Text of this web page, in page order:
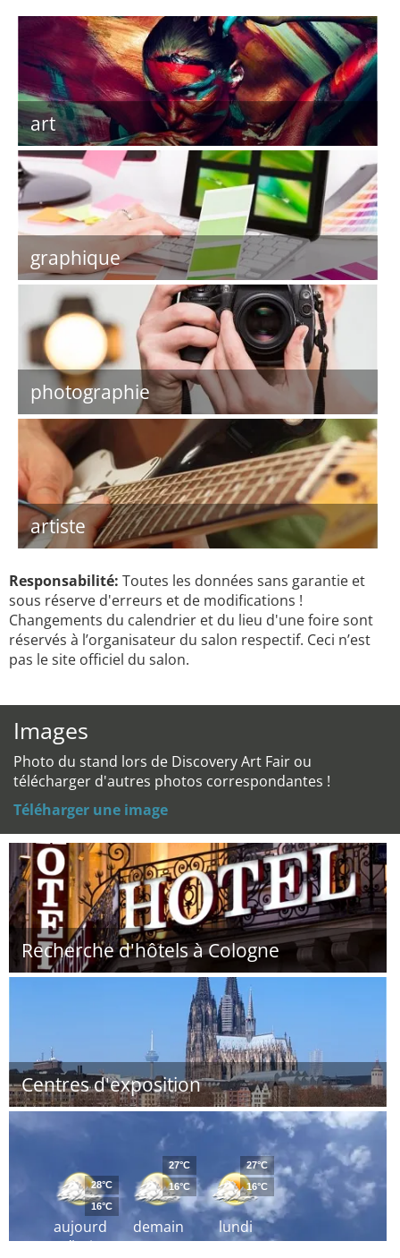
art
graphique
photographie
artiste
Responsabilité: Toutes les données sans garantie et
sous réserve d'erreurs et de modifications !
Changements du calendrier et du lieu d'une foire sont
réservés à l’organisateur du salon respectif. Ceci n’est
pas le site officiel du salon.
Images
Photo du stand lors de Discovery Art Fair ou
télécharger d'autres photos correspondantes !
Téléharger une image
Recherche d'hôtels à Cologne
Centres d'exposition
aujourd
´hui
28°C
16°C
demain
27°C
16°C
lundi
27°C
16°C